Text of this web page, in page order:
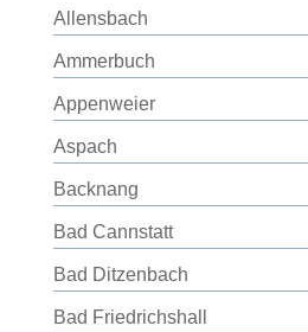
Allensbach
Ammerbuch
Appenweier
Aspach
Backnang
Bad Cannstatt
Bad Ditzenbach
Bad Friedrichshall